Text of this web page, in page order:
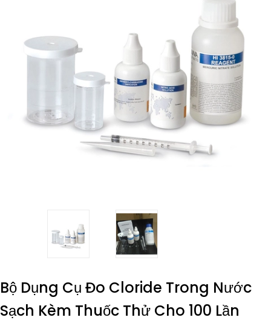
Bộ Dụng Cụ Đo Cloride Trong Nước
Sạch Kèm Thuốc Thử Cho 100 Lần